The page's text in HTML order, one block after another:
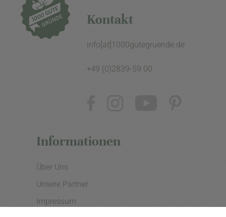
Kontakt
info[at]1000gutegruende.de
+49 (0)2839-59 00
Informationen
Über Uns
Unsere Partner
Impressum